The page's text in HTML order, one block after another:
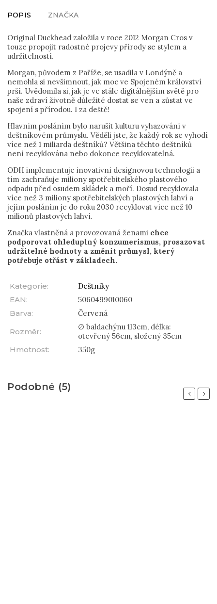
POPIS ZNAČKA
Original Duckhead založila v roce 2012 Morgan Cros v
touze propojit radostné projevy přírody se stylem a
udržitelností.
Morgan, původem z Paříže, se usadila v Londýně a
nemohla si nevšimnout, jak moc ve Spojeném království
prší. Uvědomila si, jak je ve stále digitálnějším světě pro
naše zdraví životně důležité dostat se ven a zůstat ve
spojení s přírodou. I za deště!
Hlavním posláním bylo narušit kulturu vyhazování v
deštníkovém průmyslu. Věděli jste, že každý rok se vyhodí
více než 1 miliarda deštníků? Většina těchto deštníků
není recyklována nebo dokonce recyklovatelná.
ODH implementuje inovativní designovou technologii a
tím zachraňuje miliony spotřebitelského plastového
odpadu před osudem skládek a moří. Dosud recyklovala
více než 3 miliony spotřebitelských plastových lahví a
jejím posláním je do roku 2030 recyklovat více než 10
milionů plastových lahví.
Značka vlastněná a provozovaná ženami chce
podporovat ohleduplný konzumerismus, prosazovat
udržitelné hodnoty a změnit průmysl, který
potřebuje otřást v základech.
Kategorie:
Deštníky
EAN:
5060499010060
Barva:
Červená
Rozměr:
∅ baldachýnu 113cm, délka:
otevřený 56cm, složený 35cm
Hmotnost: 350g
Podobné (5)
Previous
Next